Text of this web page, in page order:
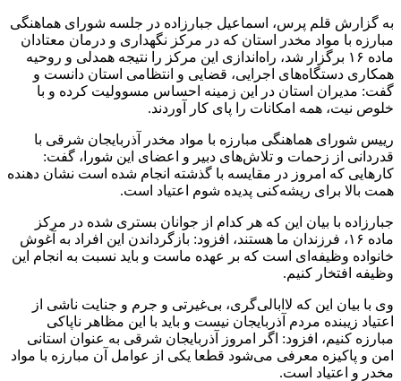
به گزارش قلم پرس، اسماعیل جبارزاده در جلسه شورای هماهنگی
مبارزه با مواد مخدر استان که در مرکز نگهداری و درمان معتادان
ماده ۱۶ برگزار شد، راه‌اندازی این مرکز را نتیجه همدلی و روحیه
همکاری دستگاه‌های اجرایی، قضایی و انتظامی استان دانست و
گفت: مدیران استان در این زمینه احساس مسوولیت کرده و با
خلوص نیت، همه امکانات را پای کار آوردند.
رییس شورای هماهنگی مبارزه با مواد مخدر آذربایجان شرقی با
قدردانی از زحمات و تلاش‌های دبیر و اعضای این شورا، گفت:
کارهایی که امروز در مقایسه با گذشته انجام شده است نشان دهنده
همت بالا برای ریشه‌کنی پدیده شوم اعتیاد است.
جبارزاده با بیان این که هر کدام از جوانان بستری شده در مرکز
ماده ۱۶، فرزندان ما هستند، افزود: بازگرداندن این افراد به آغوش
خانواده وظیفه‌ای است که بر عهده ماست و باید نسبت به انجام این
وظیفه افتخار کنیم.
وی با بیان این که لاابالی‌گری، بی‌غیرتی و جرم و جنایت ناشی از
اعتیاد زیبنده مردم آذربایجان نیست و باید با این مظاهر ناپاکی
مبارزه کنیم، افزود: اگر امروز آذربایجان شرقی به عنوان استانی
امن و پاکیزه معرفی می‌شود قطعا یکی از عوامل آن مبارزه با مواد
مخدر و اعتیاد است.